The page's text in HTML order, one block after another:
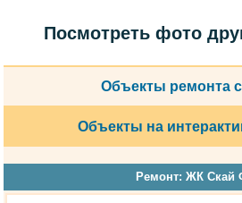
Посмотреть фото
Объекты ремонта
Объекты на
Ремонт: ЖК Скай